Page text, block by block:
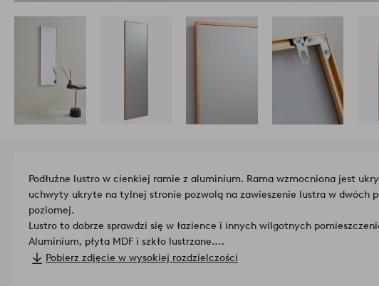
Podłużne lustro w cienkiej ramie z aluminium. Rama wzmocniona jest
uchwyty ukryte na tylnej stronie pozwolą na zawieszenie lustra w dwóch
poziomej.
Lustro to dobrze sprawdzi się w łazience i innych wilgotnych
Aluminium, płyta MDF i szkło lustrzane.
Wymiary produktu: 35x120 cm.
Pobierz zdjęcie w wysokiej rozdzielczości